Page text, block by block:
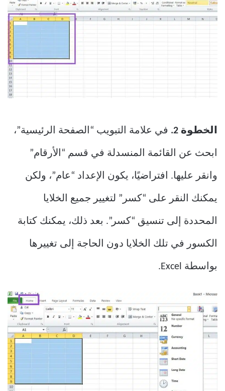
الخطوة 2. في علامة التبويب “الصفحة الرئيسية”،
ابحث عن القائمة المنسدلة في قسم “الأرقام”
وانقر عليها. افتراضيًا، يكون الإعداد “عام”، ولكن
يمكنك النقر على “كسر” لتغيير جميع الخلايا
المحددة إلى تنسيق “كسر”. بعد ذلك، يمكنك كتابة
الكسور في تلك الخلايا دون الحاجة إلى تغييرها
بواسطة Excel.